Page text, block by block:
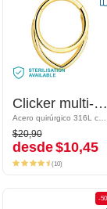
Clicker multi-purpose (acero quirúrgico, chapado en oro, acabado brillante)
Acero quirúrgico 316L chapado en oro
$20,90
desde$10,45
Clicker multi-purpose (acero quirúrgico, chapado en oro, acabado brillante)
Acero quirúrgico 316L chapado en oro
$20,90
desde$10,45
(10)
-50%
-